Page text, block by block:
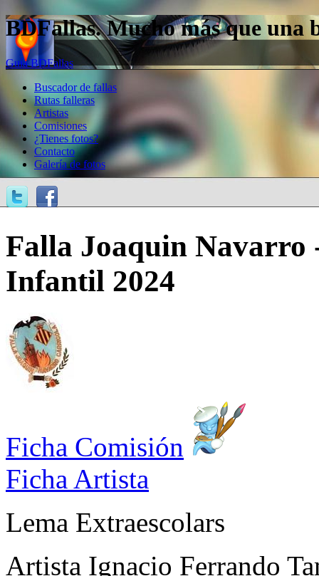
BDFallas. Mucho más que una
Guía BDFallas
Buscador de fallas
Rutas falleras
Artistas
Comisiones
¿Tienes fotos?
Contacto
Galería de fotos
Falla Joaquin Navarro
Infantil 2024
Ficha Comisión
Ficha Artista
Lema Extraescolars
Artista Ignacio Ferrando